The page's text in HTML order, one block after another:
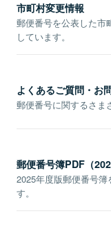
市町村変更情報
郵便番号を公表した市
しています。
よくあるご質問・お
郵便番号に関するさま
郵便番号簿PDF（
2025年度版郵便番号
す。